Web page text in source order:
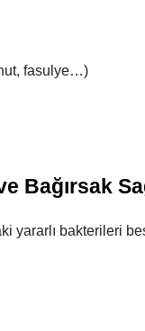
fasulye…)
Bağırsak
yararlı bakterileri